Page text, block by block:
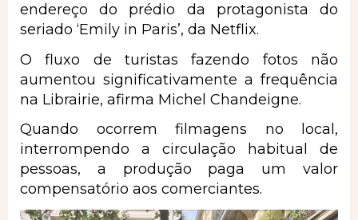
endereço do prédio da protagonista do
seriado ‘Emily in Paris’, da Netflix.
O fluxo de turistas fazendo fotos não
aumentou significativamente a frequência
na Librairie, afirma Michel Chandeigne.
Quando ocorrem filmagens no local,
interrompendo a circulação habitual de
pessoas, a produção paga um valor
compensatório aos comerciantes.